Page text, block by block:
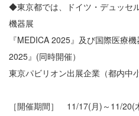
◆東京都では、ドイツ・デュッセ
機器展
『MEDICA 2025』及び国際医療
2025』(同時開催）
東京パビリオン出展企業（都内中
［開催期間］ 11/17(月)～11/20(